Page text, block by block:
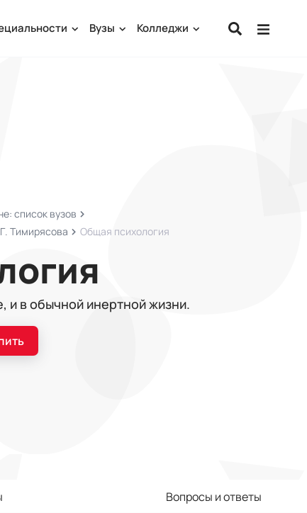
Вузы Колледжи
список вузов
Тимирясова
Общая психология
и в обычной инертной жизни.
Вопросы и ответы